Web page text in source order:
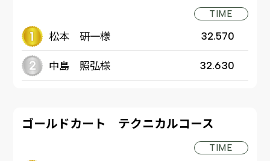
TIME
松本 研一様 32.570
中島 照弘様 32.630
ゴールドカート テクニカルコース
TIME